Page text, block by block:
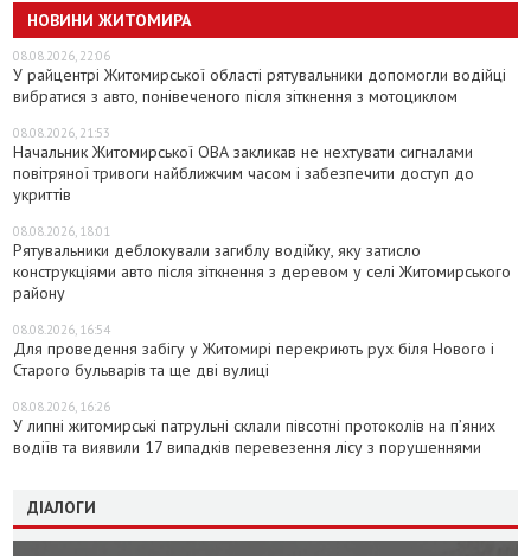
НОВИНИ ЖИТОМИРА
08.08.2026, 22:06
У райцентрі Житомирської області рятувальники допомогли водійці
вибратися з авто, понівеченого після зіткнення з мотоциклом
08.08.2026, 21:53
Начальник Житомирської ОВА закликав не нехтувати сигналами
повітряної тривоги найближчим часом і забезпечити доступ до
укриттів
08.08.2026, 18:01
Рятувальники деблокували загиблу водійку, яку затисло
конструкціями авто після зіткнення з деревом у селі Житомирського
району
08.08.2026, 16:54
Для проведення забігу у Житомирі перекриють рух біля Нового і
Старого бульварів та ще дві вулиці
08.08.2026, 16:26
У липні житомирські патрульні склали півсотні протоколів на пʼяних
водіїв та виявили 17 випадків перевезення лісу з порушеннями
ДІАЛОГИ